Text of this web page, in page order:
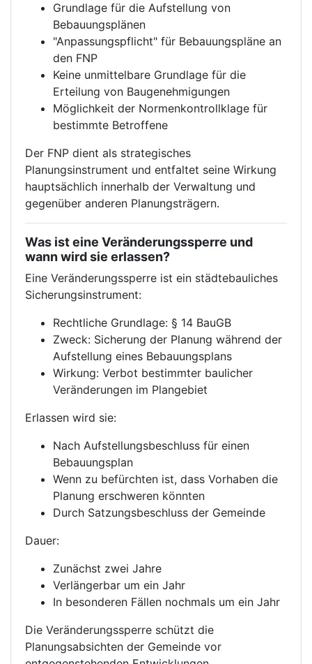
Grundlage für die Aufstellung von
Bebauungsplänen
"Anpassungspflicht" für Bebauungspläne an
den FNP
Keine unmittelbare Grundlage für die
Erteilung von Baugenehmigungen
Möglichkeit der Normenkontrollklage für
bestimmte Betroffene
Der FNP dient als strategisches
Planungsinstrument und entfaltet seine Wirkung
hauptsächlich innerhalb der Verwaltung und
gegenüber anderen Planungsträgern.
Was ist eine Veränderungssperre und
wann wird sie erlassen?
Eine Veränderungssperre ist ein städtebauliches
Sicherungsinstrument:
Rechtliche Grundlage: § 14 BauGB
Zweck: Sicherung der Planung während der
Aufstellung eines Bebauungsplans
Wirkung: Verbot bestimmter baulicher
Veränderungen im Plangebiet
Erlassen wird sie:
Nach Aufstellungsbeschluss für einen
Bebauungsplan
Wenn zu befürchten ist, dass Vorhaben die
Planung erschweren könnten
Durch Satzungsbeschluss der Gemeinde
Dauer:
Zunächst zwei Jahre
Verlängerbar um ein Jahr
In besonderen Fällen nochmals um ein Jahr
Die Veränderungssperre schützt die
Planungsabsichten der Gemeinde vor